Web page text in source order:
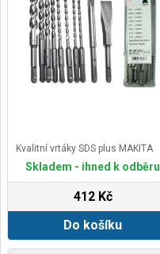
Kvalitní vrtáky SDS plus MAKITA
Skladem - ihned k odběru
412 Kč
Do košíku